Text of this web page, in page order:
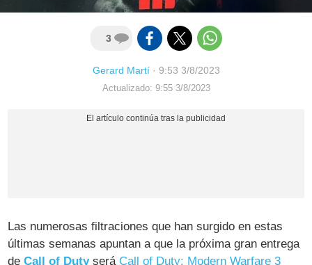
3
Gerard Martí· 9:53 3/8/2023
Actualizado: 9:55 3/8/2023
Las numerosas filtraciones que han surgido en estas
últimas semanas apuntan a que la próxima gran entrega
deCall of Dutyserá Call of Duty: Modern Warfare 3